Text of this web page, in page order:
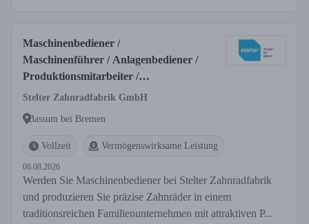
Maschinenbediener /
Maschinenführer / Anlagenbediener /
Produktionsmitarbeiter /
Produktionshelfer (m/w/d) - CNC-
willkommen
Stelter Zahnradfabrik GmbH
Bassum bei Bremen
Vollzeit Vermögenswirksame Leistung
06.08.2026
Werden Sie Maschinenbediener bei Stelter Zahnradfabrik
und produzieren Sie präzise Zahnräder in einem
traditionsreichen Familienunternehmen mit attraktiven P...